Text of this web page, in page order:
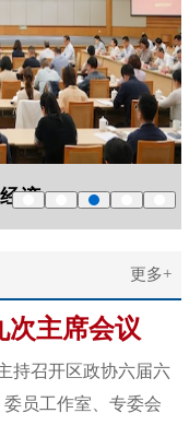
区政协召开“发展壮大农村集体经济，促... 区
更多+
次主席会议
召开区政协六届六
员工作室、专委会